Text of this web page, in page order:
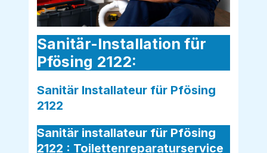
Sanitär-Installation für
Pfösing 2122:
Sanitär Installateur für Pfösing
2122
Sanitär installateur für Pfösing
2122 : Toilettenreparaturservice